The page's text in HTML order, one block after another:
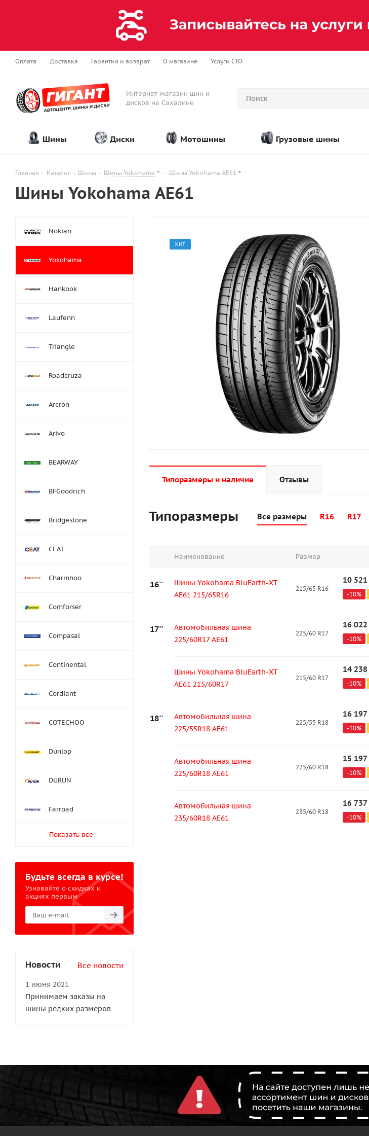
Оплата Доставка Гарантия и возврат О магазине Услуги СТО
Интернет-магазин шин и
дисков на Сахалине
Шины Диски Мотошины Грузовые шины
Главная - Каталог - Шины - Шины Yokohama - Шины Yokohama AE61
Шины Yokohama AE61
ХИТ
Типоразмеры и наличие Отзывы
Типоразмеры Все размеры R16 R17
Наименование Размер
16''
Шины Yokohama BluEarth-XT
AE61 215/65R16
215/65 R16
10 521
-10%
17''
Автомобильная шина
225/60R17 AE61
225/60 R17
16 022
-10%
Шины Yokohama BluEarth-XT
AE61 215/60R17
215/60 R17
14 238
-10%
18''
Автомобильная шина
225/55R18 AE61
225/55 R18
16 197
-10%
Автомобильная шина
225/60R18 AE61
225/60 R18
15 197
-10%
Автомобильная шина
235/60R18 AE61
235/60 R18
16 737
-10%
Nokian
Yokohama
Hankook
Laufenn
Triangle
Roadcruza
Arcron
Arivo
BEARWAY
BFGoodrich
Bridgestone
CEAT
Charmhoo
Comforser
Compasal
Continental
Cordiant
COTECHOO
Dunlop
DURUN
Farroad
Показать все
Будьте всегда в курсе!
Узнавайте о скидках и
акциях первым
Новости Все новости
1 июня 2021
Принимаем заказы на
шины редких размеров